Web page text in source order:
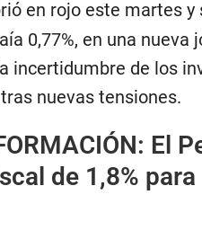
en rojo este martes y
0,77%, en una
incertidumbre de los
nuevas tensiones.
El
de 1,8%